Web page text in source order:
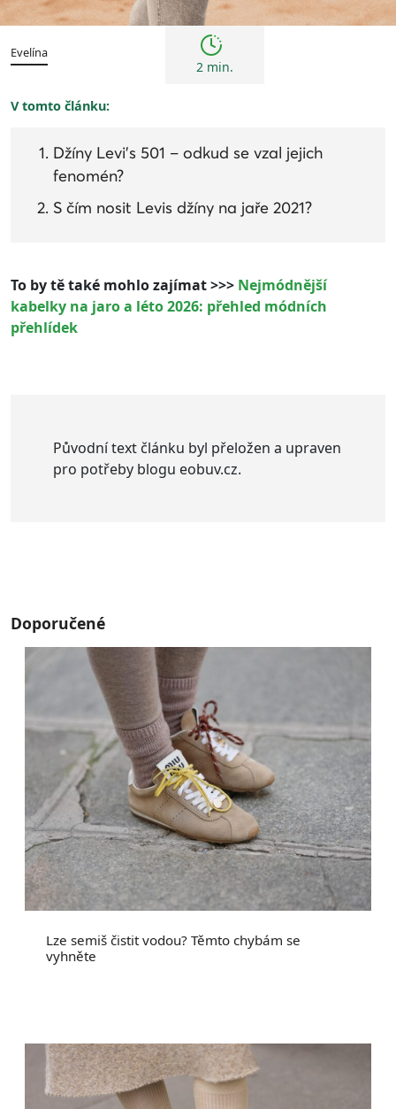
Evelína
2 min.
V tomto článku:
Džíny Levi’s 501 – odkud se vzal jejich
fenomén?
S čím nosit Levis džíny na jaře 2021?
To by tě také mohlo zajímat >>> Nejmódnější
kabelky na jaro a léto 2026: přehled módních
přehlídek
Původní text článku byl přeložen a upraven
pro potřeby blogu eobuv.cz.
Doporučené
Lze semiš čistit vodou? Těmto chybám se
vyhněte